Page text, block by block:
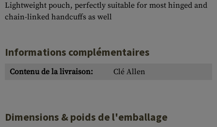
Lightweight pouch, perfectly suitable for most hinged and
chain-linked handcuffs as well
Informations complémentaires
Contenu de la livraison: Clé Allen
Dimensions & poids de l'emballage